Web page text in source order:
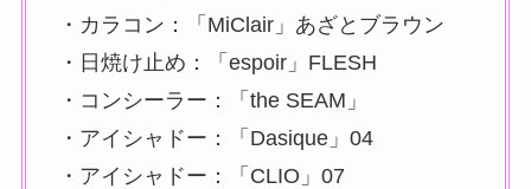
・カラコン：「MiClair」あざとブラウン
・日焼け止め：「espoir」FLESH
・コンシーラー：「the SEAM」
・アイシャドー：「Dasique」04
・アイシャドー：「CLIO」07